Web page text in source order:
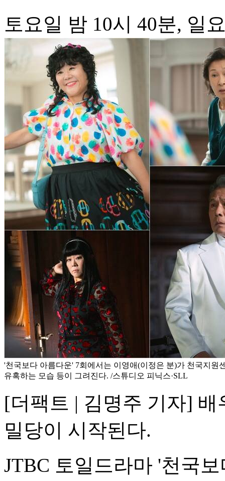
토요일 밤 10시 40분, 일
'천국보다 아름다운' 7회에서는 이영애(이정은 분)가 천국지원
유혹하는 모습 등이 그려진다. /스튜디오 피닉스·SLL
[더팩트 | 김명주 기자]
밀당이 시작된다.
JTBC 토일드라마 '천국